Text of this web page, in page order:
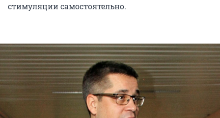
стимуляции самостоятельно.